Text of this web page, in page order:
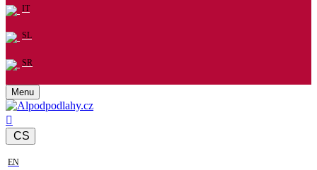
IT
SL
SR
Menu
CS
EN